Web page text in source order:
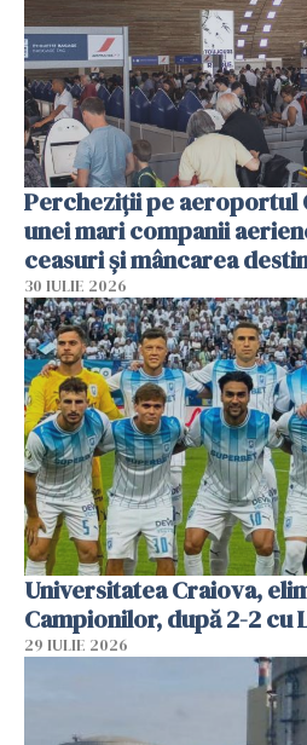
Percheziții pe aeroportul
unei mari companii
ceasuri și mâncarea
30 IULIE 2026
Universitatea Craiova,
Campionilor, după 2-2 cu
29 IULIE 2026